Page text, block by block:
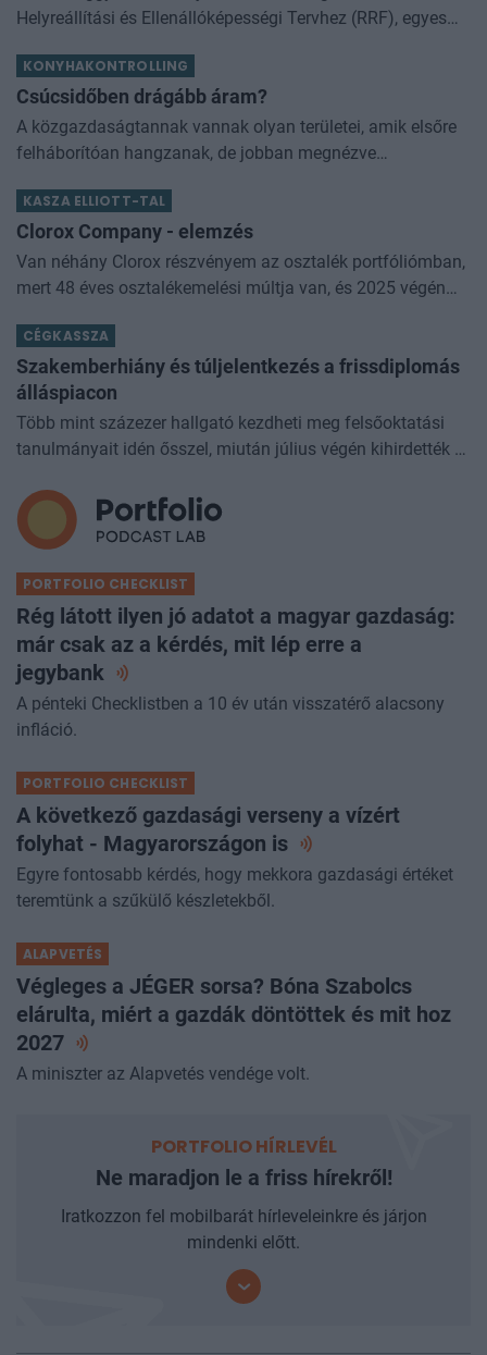
Helyreállítási és Ellenállóképességi Tervhez (RRF), egyes
kapcsolódó adóintézkedésekről, v
KONYHAKONTROLLING
Csúcsidőben drágább áram?
A közgazdaságtannak vannak olyan területei, amik elsőre
felháborítóan hangzanak, de jobban megnézve
némi kellemetlenséggel is járnak. Az
KASZA ELLIOTT-TAL
Clorox Company - elemzés
Van néhány Clorox részvényem az osztalék portfóliómban,
mert 48 éves osztalékemelési múltja van, és 2025 végén
dividend king-et. Azt
CÉGKASSZA
Szakemberhiány és túljelentkezés a frissdiplomás
álláspiacon
Több mint százezer hallgató kezdheti meg felsőoktatási
tanulmányait idén ősszel, miután július végén kihirdették a
a következő é
PORTFOLIO CHECKLIST
Rég látott ilyen jó adatot a magyar gazdaság:
már csak az a kérdés, mit lép erre a
jegybank
A pénteki Checklistben a 10 év után visszatérő alacsony
infláció.
PORTFOLIO CHECKLIST
A következő gazdasági verseny a vízért
folyhat - Magyarországon is
Egyre fontosabb kérdés, hogy mekkora gazdasági értéket
teremtünk a szűkülő készletekből.
ALAPVETÉS
Végleges a JÉGER sorsa? Bóna Szabolcs
elárulta, miért a gazdák döntöttek és mit hoz
2027
A miniszter az Alapvetés vendége volt.
PORTFOLIO HÍRLEVÉL
Ne maradjon le a friss hírekről!
Iratkozzon fel mobilbarát hírleveleinkre és járjon
mindenki előtt.